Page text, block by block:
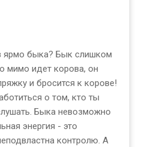
ярмо быка? Бык слишком
мимо идет корова, он
и бросится к корове!
о том, кто ты
Быка невозможно
энергия - это
контролю. А